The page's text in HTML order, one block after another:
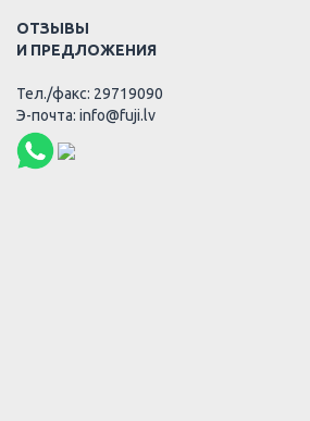
ОТЗЫВЫ
И ПРЕДЛОЖЕНИЯ
Тел./факс: 29719090
Э-почта: info@fuji.lv